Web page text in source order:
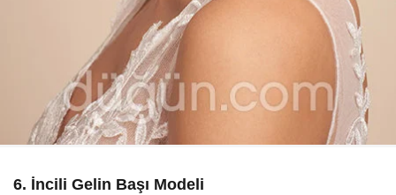
6. İncili Gelin Başı Modeli